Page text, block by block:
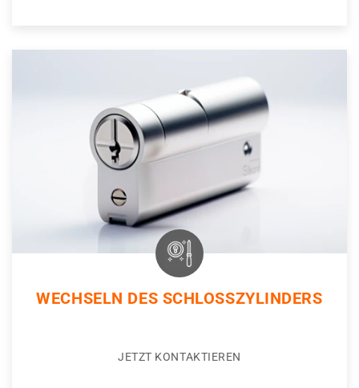
WECHSELN DES SCHLOSSZYLINDERS
JETZT KONTAKTIEREN